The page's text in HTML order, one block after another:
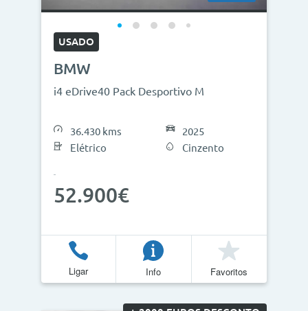
USADO
BMW
i4 eDrive40 Pack Desportivo M
36.430 kms
Elétrico
2025
Cinzento
52.900€
Ligar Info Favoritos